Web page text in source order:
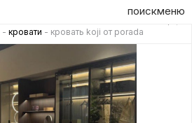
поискменю
- кровати - кровать koji от porada